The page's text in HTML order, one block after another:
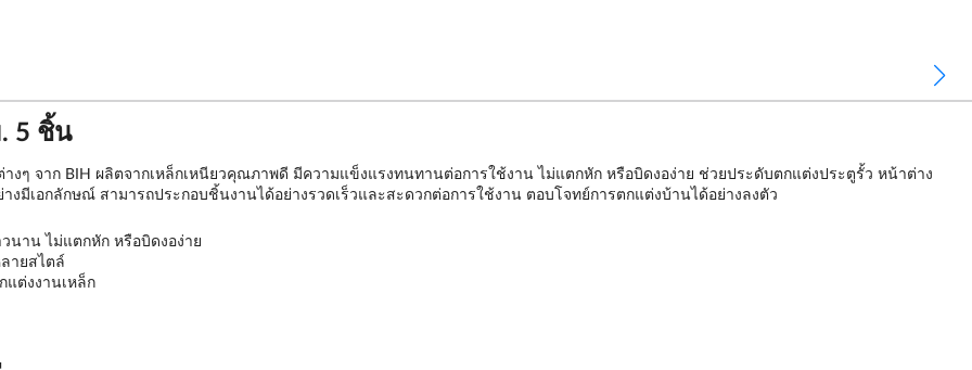
5 ชิ้น
ๆ จาก BIH ผลิตจากเหล็กเหนียวคุณภาพดี มีความแข็งแรงทนทานต่อการใช้งาน ไม่แตกหัก หรือบิดงอง่าย ช่วยประดับตกแต่งประตูรั้ว หน้าต่าง
มีเอกลักษณ์ สามารถประกอบชิ้นงานได้อย่างรวดเร็วและสะดวกต่อการใช้งาน ตอบโจทย์การตกแต่งบ้านได้อย่างลงตัว
นาน ไม่แตกหัก หรือบิดงอง่าย
ายสไตล์
แต่งงานเหล็ก